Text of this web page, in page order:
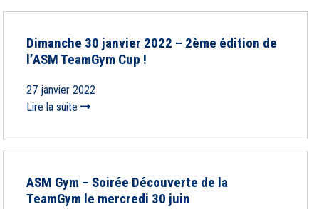
Dimanche 30 janvier 2022 – 2ème édition de
l’ASM TeamGym Cup !
27 janvier 2022
Lire la suite
ASM Gym – Soirée Découverte de la
TeamGym le mercredi 30 juin